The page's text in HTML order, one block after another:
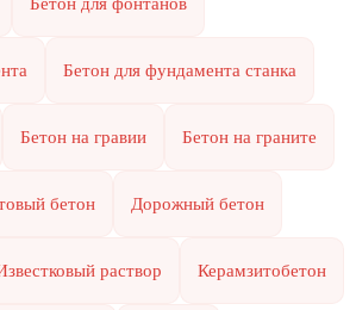
Бетон для фундамента станка
Бетон на гравии Бетон на граните
бетон Дорожный бетон
раствор Керамзитобетон